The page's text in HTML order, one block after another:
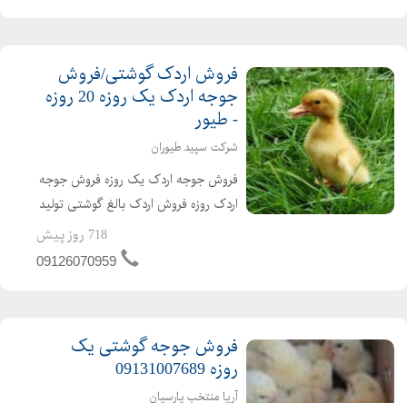
فروش اردک گوشتی/فروش
جوجه اردک یک روزه 20 روزه
- طیور
شرکت سپید طیوران
فروش جوجه اردک یک روزه فروش جوجه
اردک روزه فروش اردک بالغ گوشتی تولید
کننده ی جوجه اردک از یک روزه تا بالغ
فروش اردک گوشتی عمده ای و خرده ای
718 روز پیش
09126070959
فروش جوجه گوشتی یک
روزه 09131007689
آریا منتخب پارسیان